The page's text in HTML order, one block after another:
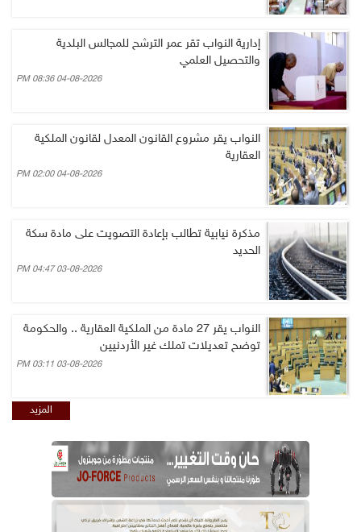
إدارية النواب تقر عمر الترشح للمجالس البلدية
والتحصيل العلمي
04-08-2026 08:36 PM
النواب يقر مشروع القانون المعدل لقانون الملكية
العقارية
04-08-2026 02:00 PM
مذكرة نيابية تطالب بإعادة التصويت على مادة سكة
الحديد
03-08-2026 04:47 PM
النواب يقر 27 مادة من الملكية العقارية .. والحكومة
توضح تعديلات تملك غير الأردنيين
03-08-2026 03:11 PM
المزيد